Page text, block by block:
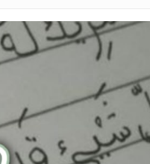
HARAM BISA MENJADI HALAL JIKA
ALLAH HUKUM